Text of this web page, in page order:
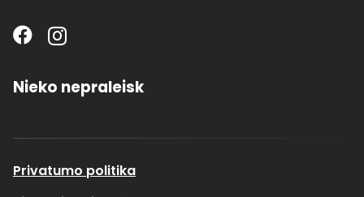
Nieko nepraleisk
Privatumo politika